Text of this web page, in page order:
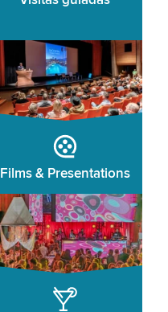
Films & Presentations